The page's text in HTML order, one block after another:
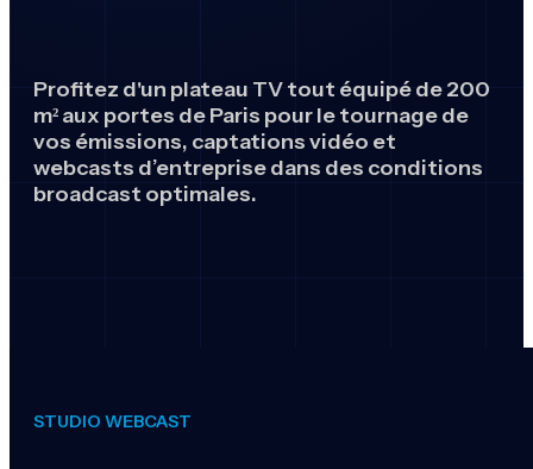
Profitez d'un plateau TV tout équipé de 200
m² aux portes de Paris pour le tournage de
vos émissions, captations vidéo et
webcasts d’entreprise dans des conditions
broadcast optimales.
STUDIO WEBCAST